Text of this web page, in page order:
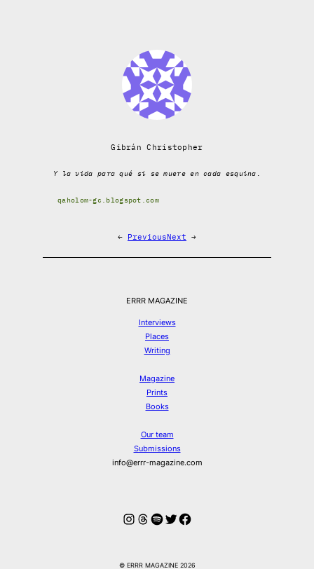
Gibrán Christopher
Y la vida para qué si se muere en cada esquina.
qaholom-gc.blogspot.com
← PreviousNext →
ERRR MAGAZINE
Interviews
Places
Writing
Magazine
Prints
Books
Our team
Submissions
info@errr-magazine.com
Instagram
Threads
Spotify
Twitter
Facebook
© ERRR MAGAZINE 2026